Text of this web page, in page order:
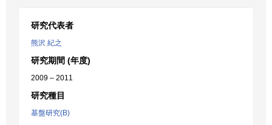
研究代表者
熊沢 紀之
研究期間 (年度)
2009 – 2011
研究種目
基盤研究(B)